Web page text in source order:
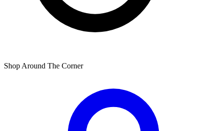
Shop Around The Corner